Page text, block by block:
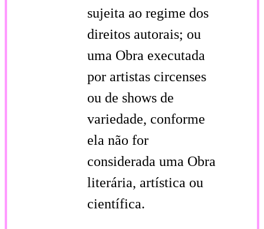
sujeita ao regime dos
direitos autorais; ou
uma Obra executada
por artistas circenses
ou de shows de
variedade, conforme
ela não for
considerada uma Obra
literária, artística ou
científica.